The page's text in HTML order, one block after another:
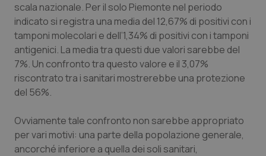
Psoriasi & pelle
Quotidiano Cardiologia
Quotidiano Chirurgia
Quotidiano Pediatria
scala nazionale. Per il solo Piemonte nel periodo
indicato si registra una media del 12,67% di positivi con i
tamponi molecolari e dell’1,34% di positivi con i tamponi
antigenici. La media tra questi due valori sarebbe del
7%. Un confronto tra questo valore e il 3,07%
riscontrato tra i sanitari mostrerebbe una protezione
del 56%.
Ovviamente tale confronto non sarebbe appropriato
per vari motivi: una parte della popolazione generale,
ancorché inferiore a quella dei soli sanitari,